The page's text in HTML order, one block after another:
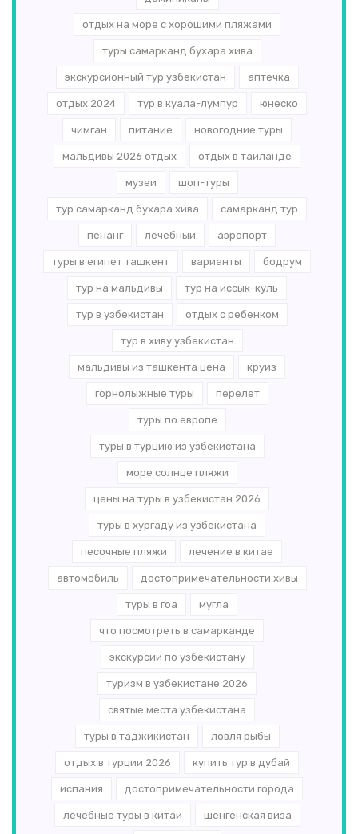
отдых на море с хорошими пляжами
туры самарканд бухара хива
экскурсионный тур узбекистан аптечка
отдых 2024 тур в куала-лумпур юнеско
чимган питание новогодние туры
мальдивы 2026 отдых отдых в таиланде
музеи шоп-туры
тур самарканд бухара хива самарканд тур
пенанг лечебный аэропорт
туры в египет ташкент варианты бодрум
тур на мальдивы тур на иссык-куль
тур в узбекистан отдых с ребенком
тур в хиву узбекистан
мальдивы из ташкента цена круиз
горнолыжные туры перелет
туры по европе
туры в турцию из узбекистана
море солнце пляжи
цены на туры в узбекистан 2026
туры в хургаду из узбекистана
песочные пляжи лечение в китае
автомобиль достопримечательности хивы
туры в гоа мугла
что посмотреть в самарканде
экскурсии по узбекистану
туризм в узбекистане 2026
святые места узбекистана
туры в таджикистан ловля рыбы
отдых в турции 2026 купить тур в дубай
испания достопримечательности города
лечебные туры в китай шенгенская виза